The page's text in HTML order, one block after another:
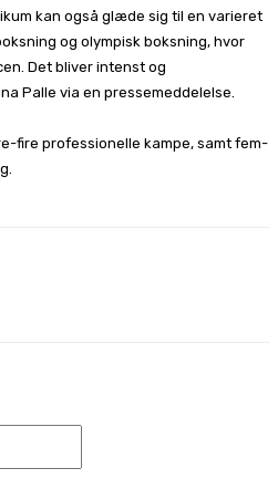
kan også glæde sig til en varieret
og olympisk boksning, hvor
Det bliver intenst og
Palle via en pressemeddelelse.
fire professionelle kampe, samt fem-